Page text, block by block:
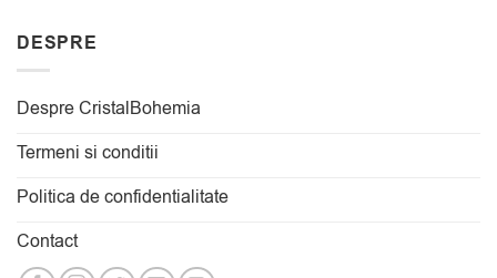
DESPRE
Despre CristalBohemia
Termeni si conditii
Politica de confidentialitate
Contact